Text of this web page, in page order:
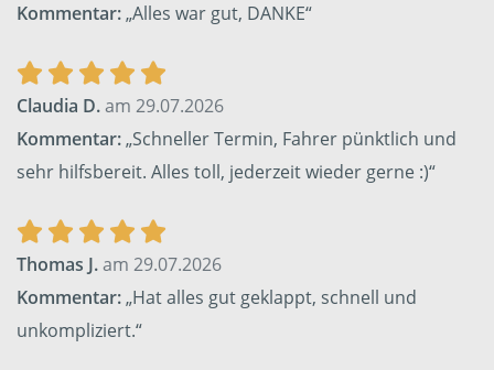
Kommentar:„Alles war gut, DANKE“
Claudia D.am 29.07.2026
Kommentar:„Schneller Termin, Fahrer pünktlich und
sehr hilfsbereit. Alles toll, jederzeit wieder gerne :)“
Thomas J.am 29.07.2026
Kommentar:„Hat alles gut geklappt, schnell und
unkompliziert.“